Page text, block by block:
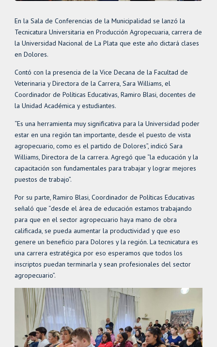
En la Sala de Conferencias de la Municipalidad se lanzó la
Tecnicatura Universitaria en Producción Agropecuaria, carrera de
la Universidad Nacional de La Plata que este año dictará clases
en Dolores.
Contó con la presencia de la Vice Decana de la Facultad de
Veterinaria y Directora de la Carrera, Sara Williams, el
Coordinador de Políticas Educativas, Ramiro Blasi, docentes de
la Unidad Académica y estudiantes.
“Es una herramienta muy significativa para la Universidad poder
estar en una región tan importante, desde el puesto de vista
agropecuario, como es el partido de Dolores”, indicó Sara
Williams, Directora de la carrera. Agregó que “la educación y la
capacitación son fundamentales para trabajar y lograr mejores
puestos de trabajo”.
Por su parte, Ramiro Blasi, Coordinador de Políticas Educativas
señaló que “desde el área de educación estamos trabajando
para que en el sector agropecuario haya mano de obra
calificada, se pueda aumentar la productividad y que eso
genere un beneficio para Dolores y la región. La tecnicatura es
una carrera estratégica por eso esperamos que todos los
inscriptos puedan terminarla y sean profesionales del sector
agropecuario”.